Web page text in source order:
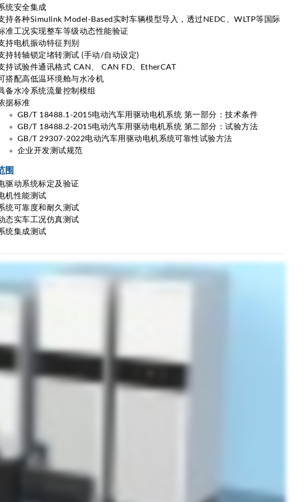
统安全集成
持各种Simulink Model-Based实时车辆模型导入，透过NEDC、WLTP等国际
准工况实现整车等级动态性能验证
持电机振动特征判别
持转轴锁定堵转测试 (手动/自动设定)
持试验件通讯格式 CAN、 CAN FD、EtherCAT
搭配高低温环境舱与水冷机
备水冷系统流量控制模组
据标准
GB/T 18488.1-2015电动汽车用驱动电机系统 第一部分：技术条件
GB/T 18488.2-2015电动汽车用驱动电机系统 第二部分：试验方法
GB/T 29307-2022电动汽车用驱动电机系统可靠性试验方法
企业开发测试规范
围
驱动系统标定及验证
机性能测试
统可靠度和耐久测试
态实车工况仿真测试
统集成测试